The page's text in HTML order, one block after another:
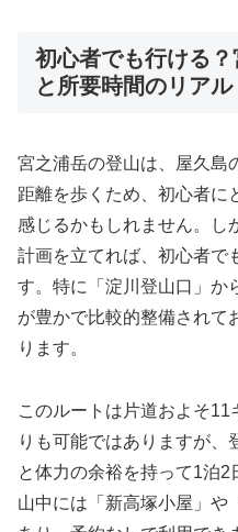
初心者でも行ける
と所要時間のリアル
宮之浦岳の登山は、屋久島
距離を歩くため、初心者に
感じるかもしれません。し
計画を立てれば、初心者で
す。特に「淀川登山口」か
が豊かで比較的整備されて
ります。
このルートは片道およそ
りも可能ではありますが、
と体力の余裕を持って1泊2
山中には「新高塚小屋」や